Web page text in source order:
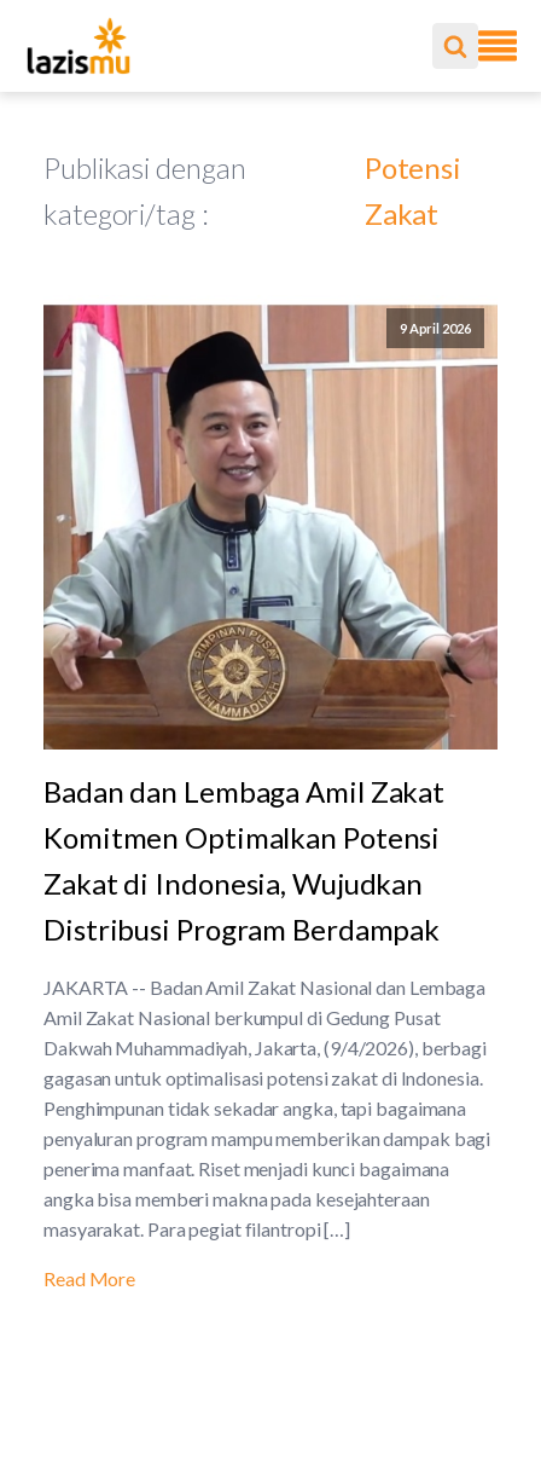
Publikasi dengan
kategori/tag :
Potensi
Zakat
9 April 2026
Badan dan Lembaga Amil Zakat
Komitmen Optimalkan Potensi
Zakat di Indonesia, Wujudkan
Distribusi Program Berdampak
JAKARTA -- Badan Amil Zakat Nasional dan Lembaga
Amil Zakat Nasional berkumpul di Gedung Pusat
Dakwah Muhammadiyah, Jakarta, (9/4/2026), berbagi
gagasan untuk optimalisasi potensi zakat di Indonesia.
Penghimpunan tidak sekadar angka, tapi bagaimana
penyaluran program mampu memberikan dampak bagi
penerima manfaat. Riset menjadi kunci bagaimana
angka bisa memberi makna pada kesejahteraan
masyarakat. Para pegiat filantropi […]
Read More